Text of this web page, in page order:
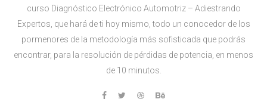
curso Diagnóstico Electrónico Automotriz – Adiestrando
Expertos, que hará de ti hoy mismo, todo un conocedor de los
pormenores de la metodología más sofisticada que podrás
encontrar, para la resolución de pérdidas de potencia, en menos
de 10 minutos.